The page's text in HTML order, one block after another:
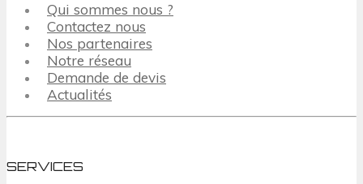
Qui sommes nous ?
Contactez nous
Nos partenaires
Notre réseau
Demande de devis
Actualités
SERVICES